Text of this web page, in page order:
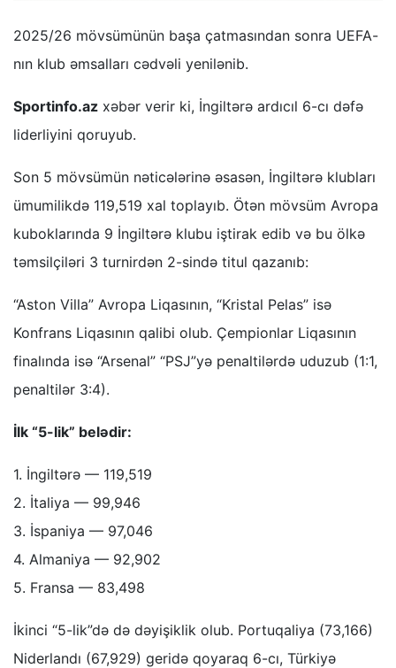
2025/26 mövsümünün başa çatmasından sonra UEFA-
nın klub əmsalları cədvəli yenilənib.
Sportinfo.az xəbər verir ki, İngiltərə ardıcıl 6-cı dəfə
liderliyini qoruyub.
Son 5 mövsümün nəticələrinə əsasən, İngiltərə klubları
ümumilikdə 119,519 xal toplayıb. Ötən mövsüm Avropa
kuboklarında 9 İngiltərə klubu iştirak edib və bu ölkə
təmsilçiləri 3 turnirdən 2-sində titul qazanıb:
“Aston Villa” Avropa Liqasının, “Kristal Pelas” isə
Konfrans Liqasının qalibi olub. Çempionlar Liqasının
finalında isə “Arsenal” “PSJ”yə penaltilərdə uduzub (1:1,
penaltilər 3:4).
İlk “5-lik” belədir:
1. İngiltərə — 119,519
2. İtaliya — 99,946
3. İspaniya — 97,046
4. Almaniya — 92,902
5. Fransa — 83,498
İkinci “5-lik”də də dəyişiklik olub. Portuqaliya (73,166)
Niderlandı (67,929) geridə qoyaraq 6-cı, Türkiyə